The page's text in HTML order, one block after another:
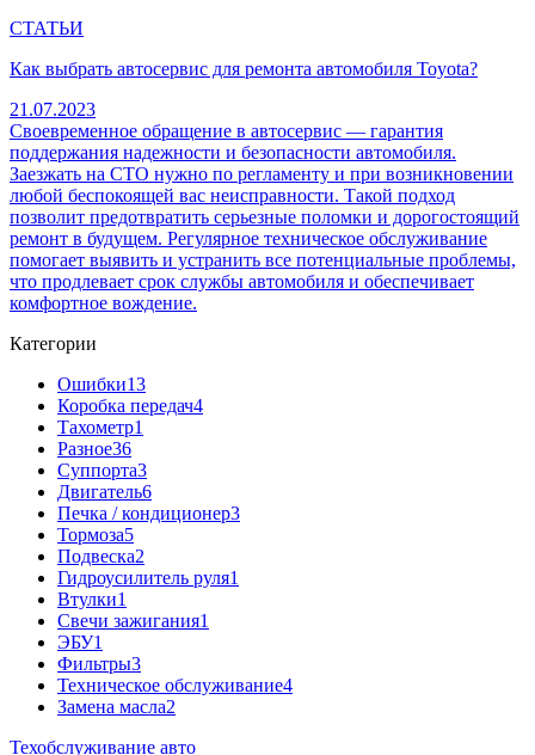
СТАТЬИ
Как выбрать автосервис для ремонта автомобиля Toyota?
21.07.2023
Своевременное обращение в автосервис — гарантия
поддержания надежности и безопасности автомобиля.
Заезжать на СТО нужно по регламенту и при возникновении
любой беспокоящей вас неисправности. Такой подход
позволит предотвратить серьезные поломки и дорогостоящий
ремонт в будущем. Регулярное техническое обслуживание
помогает выявить и устранить все потенциальные проблемы,
что продлевает срок службы автомобиля и обеспечивает
комфортное вождение.
Категории
Ошибки13
Коробка передач4
Тахометр1
Разное36
Cуппорта3
Двигатель6
Печка / кондиционер3
Тормоза5
Подвеска2
Гидроусилитель руля1
Втулки1
Свечи зажигания1
ЭБУ1
Фильтры3
Техническое обслуживание4
Замена масла2
Техобслуживание авто